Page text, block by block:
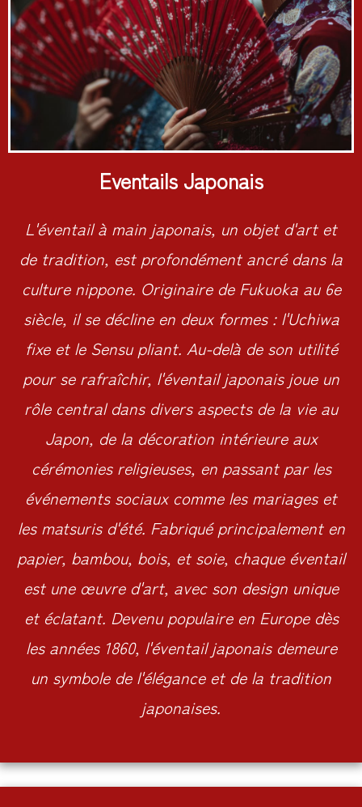
Eventails Japonais
L'éventail à main japonais, un objet d'art et
de tradition, est profondément ancré dans la
culture nippone. Originaire de Fukuoka au 6e
siècle, il se décline en deux formes : l'Uchiwa
fixe et le Sensu pliant. Au-delà de son utilité
pour se rafraîchir, l'éventail japonais joue un
rôle central dans divers aspects de la vie au
Japon, de la décoration intérieure aux
cérémonies religieuses, en passant par les
événements sociaux comme les mariages et
les matsuris d'été. Fabriqué principalement en
papier, bambou, bois, et soie, chaque éventail
est une œuvre d'art, avec son design unique
et éclatant. Devenu populaire en Europe dès
les années 1860, l'éventail japonais demeure
un symbole de l'élégance et de la tradition
japonaises.